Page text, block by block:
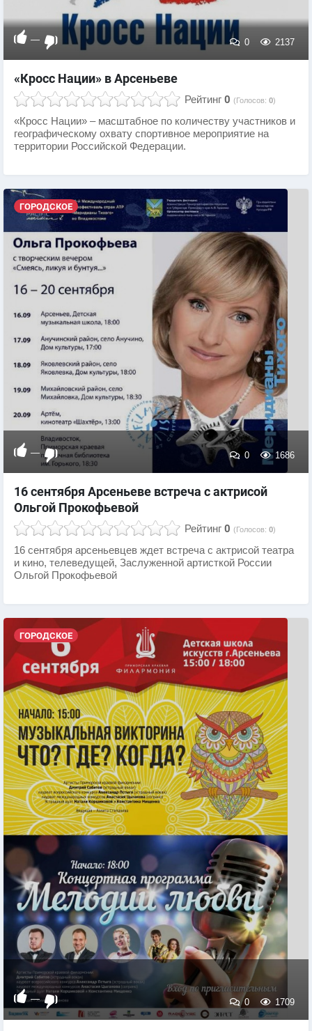
— 0 2137
«Кросс Нации» в Арсеньеве
Рейтинг 0 (Голосов: 0)
«Кросс Нации» – масштабное по количеству участников и
географическому охвату спортивное мероприятие на
территории Российской Федерации.
ГОРОДСКОЕ
— 0 1686
16 сентября Арсеньеве встреча с актрисой
Ольгой Прокофьевой
Рейтинг 0 (Голосов: 0)
16 сентября арсеньевцев ждет встреча с актрисой театра
и кино, телеведущей, Заслуженной артисткой России
Ольгой Прокофьевой
ГОРОДСКОЕ
— 0 1709